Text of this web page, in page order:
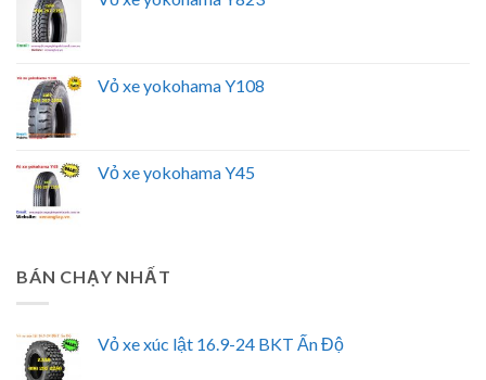
Vỏ xe yokohama Y108
Vỏ xe yokohama Y45
BÁN CHẠY NHẤT
Vỏ xe xúc lật 16.9-24 BKT Ấn Độ